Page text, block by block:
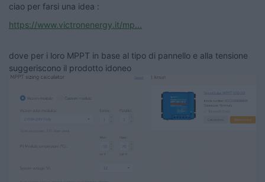
ciao per farsi una idea :
https://www.victronenergy.it/mp...
dove per i loro MPPT in base al tipo di pannello e alla tensione
suggeriscono il prodotto idoneo